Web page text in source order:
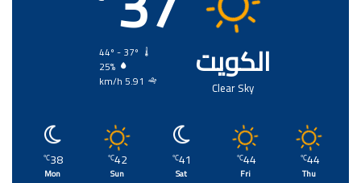
الكويت
Clear Sky
25%
5.91 km/h
44
℃
Thu
44
℃
Fri
41
℃
Sat
42
℃
Sun
38
℃
Mon